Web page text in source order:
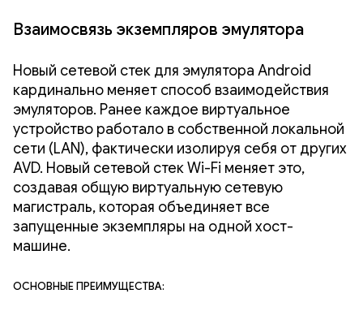
Взаимосвязь экземпляров эмулятора
Новый сетевой стек для эмулятора Android
кардинально меняет способ взаимодействия
эмуляторов. Ранее каждое виртуальное
устройство работало в собственной локальной
сети (LAN), фактически изолируя себя от других
AVD. Новый сетевой стек Wi-Fi меняет это,
создавая общую виртуальную сетевую
магистраль, которая объединяет все
запущенные экземпляры на одной хост-
машине.
Основные преимущества: